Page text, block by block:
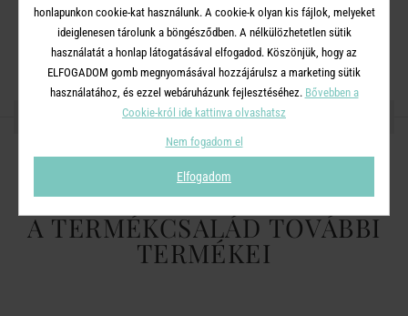
Mosogatógépben tisztítható
OSZD MEG MÁSOKKAL!
A TERMÉKCSALÁD TOVÁBBI
TERMÉKEI
honlapunkon cookie-kat használunk. A cookie-k olyan kis fájlok, melyeket
ideiglenesen tárolunk a böngésződben. A nélkülözhetetlen sütik
használatát a honlap látogatásával elfogadod. Köszönjük, hogy az
ELFOGADOM gomb megnyomásával hozzájárulsz a marketing sütik
használatához, és ezzel webáruházunk fejlesztéséhez. Bővebben a
Cookie-król ide kattinva olvashatsz
Nem fogadom el
Elfogadom